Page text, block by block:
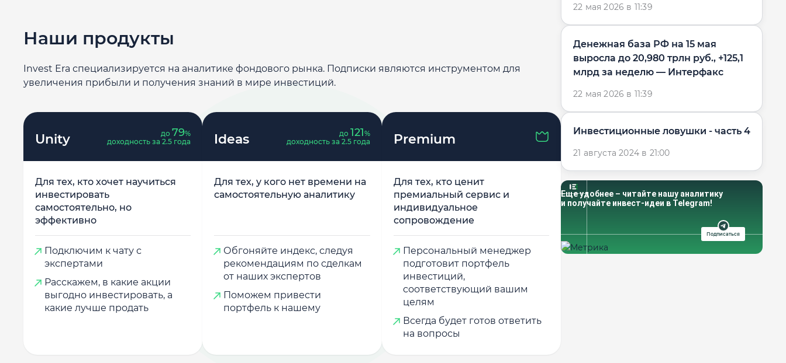
Наши продукты
Invest Era специализируется на аналитике фондового рынка. Подписки являются инструментом для
увеличения прибыли и получения знаний в мире инвестиций.
Unity до79%
доходность за 2.5 года
Для тех, кто хочет научиться
инвестировать
самостоятельно, но
эффективно
Подключим к чату с
экспертами
Расскажем, в какие акции
выгодно инвестировать, а
какие лучше продать
Ideas до 121%
доходность за 2.5 года
Для тех, у кого нет времени на
самостоятельную аналитику
Обгоняйте индекс, следуя
рекомендациям по сделкам
от наших экспертов
Поможем привести
портфель к нашему
Premium
Для тех, кто ценит
премиальный сервис и
индивидуальное
сопровождение
Персональный менеджер
подготовит портфель
инвестиций,
соответствующий вашим
целям
Всегда будет готов ответить
на вопросы
22 мая 2026 в 11:39
Денежная база РФ на 15 мая
выросла до 20,980 трлн руб., +125,1
млрд за неделю — Интерфакс
22 мая 2026 в 11:39
Инвестиционные ловушки - часть 4
21 августа 2024 в 21:00
Еще удобнее – читайте нашу аналитику
и получайте инвест-идеи в Telegram!
Подписаться